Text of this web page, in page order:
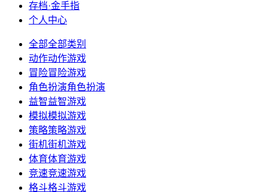
存档·金手指
个人中心
全部全部类别
动作动作游戏
冒险冒险游戏
角色扮演角色扮演
益智益智游戏
模拟模拟游戏
策略策略游戏
街机街机游戏
体育体育游戏
竞速竞速游戏
格斗格斗游戏